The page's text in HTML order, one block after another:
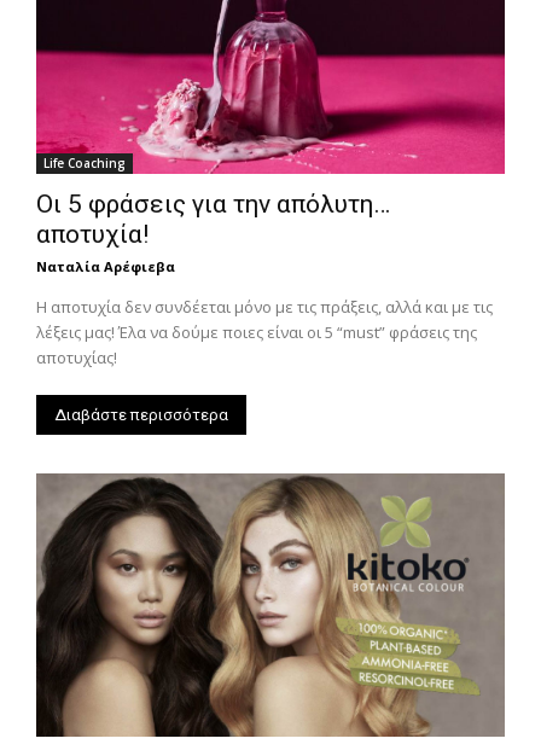
Life Coaching
Οι 5 φράσεις για την απόλυτη…
αποτυχία!
Ναταλία Αρέφιεβα
Η αποτυχία δεν συνδέεται μόνο με τις πράξεις, αλλά και με τις
λέξεις μας! Έλα να δούμε ποιες είναι οι 5 “must” φράσεις της
αποτυχίας!
Διαβάστε περισσότερα